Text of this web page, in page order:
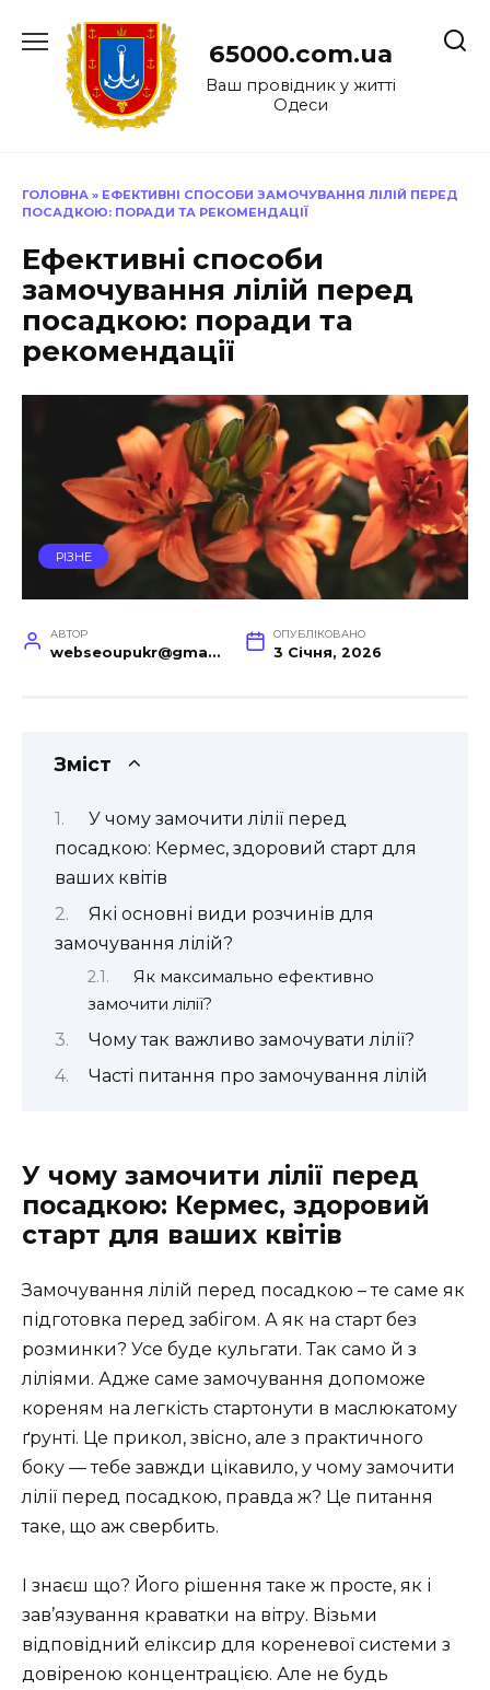
до
65000.com.ua
Ваш провідник у житті
Одеси
ГОЛОВНА » ЕФЕКТИВНІ СПОСОБИ ЗАМОЧУВАННЯ ЛІЛІЙ ПЕРЕД
ПОСАДКОЮ: ПОРАДИ ТА РЕКОМЕНДАЦІЇ
Ефективні способи
замочування лілій перед
посадкою: поради та
рекомендації
РІЗНЕ
АВТОР
webseoupukr@gmail.com
ОПУБЛІКОВАНО
3 Січня, 2026
Зміст
У чому замочити лілії перед
посадкою: Кермес, здоровий старт для
ваших квітів
Які основні види розчинів для
замочування лілій?
Як максимально ефективно
замочити лілії?
Чому так важливо замочувати лілії?
Часті питання про замочування лілій
У чому замочити лілії перед
посадкою: Кермес, здоровий
старт для ваших квітів
Замочування лілій перед посадкою – те саме як
підготовка перед забігом. А як на старт без
розминки? Усе буде кульгати. Так само й з
ліліями. Адже саме замочування допоможе
кореням на легкість стартонути в маслюкатому
ґрунті. Це прикол, звісно, але з практичного
боку — тебе завжди цікавило, у чому замочити
лілії перед посадкою, правда ж? Це питання
таке, що аж свербить.
І знаєш що? Його рішення таке ж просте, як і
зав’язування краватки на вітру. Візьми
відповідний еліксир для кореневої системи з
довіреною концентрацією. Але не будь